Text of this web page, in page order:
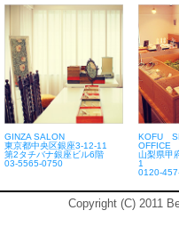
GINZA SALON
東京都中央区銀座3-12-11
第2タチバナ銀座ビル6階
03-5565-0750
KOFU
OFFICE
山梨県甲
1
0120-
Copyright (C) 2011